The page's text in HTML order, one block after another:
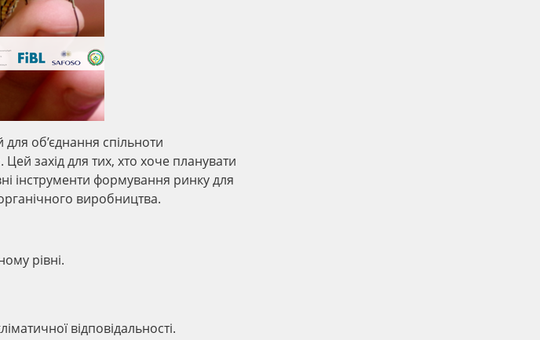
об’єднання спільноти
захід для тих, хто хоче планувати
інструменти формування ринку для
виробництва.
рівні.
відповідальності.